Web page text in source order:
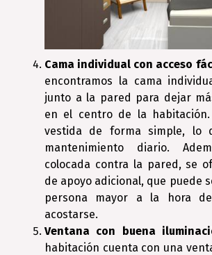
Cama individual con acceso
encontramos la cama
junto a la pared para dejar
en el centro de la
vestida de forma simple, lo
mantenimiento diario.
colocada contra la pared, se
de apoyo adicional, que puede
persona mayor a la hora
acostarse.
Ventana con buena
habitación cuenta con una